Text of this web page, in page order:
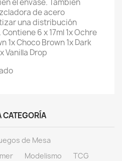
el envase. También
de acero
una distribución
6 x 17ml 1x Ochre
1x Choco Brown 1x Dark
Vanilla Drop
CATEGORÍA
de Mesa
Modelismo
TCG